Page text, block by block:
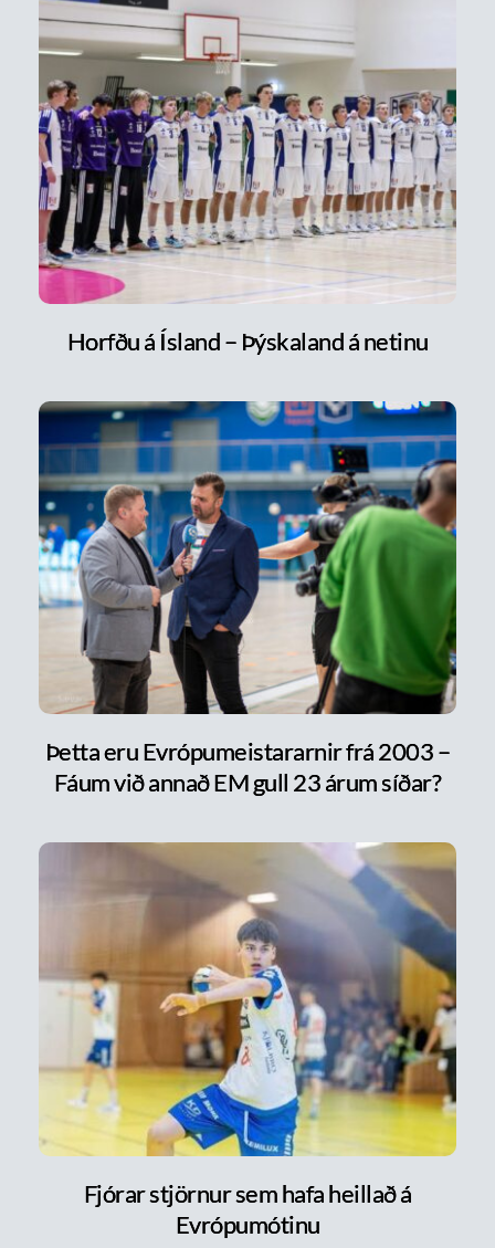
Horfðu á Ísland – Þýskaland á netinu
Þetta eru Evrópumeistararnir frá 2003 –
Fáum við annað EM gull 23 árum síðar?
Fjórar stjörnur sem hafa heillað á
Evrópumótinu